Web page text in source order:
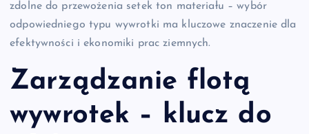
zdolne do przewożenia setek ton materiału – wybór
odpowiedniego typu wywrotki ma kluczowe znaczenie dla
efektywności i ekonomiki prac ziemnych.
Zarządzanie flotą
wywrotek – klucz do